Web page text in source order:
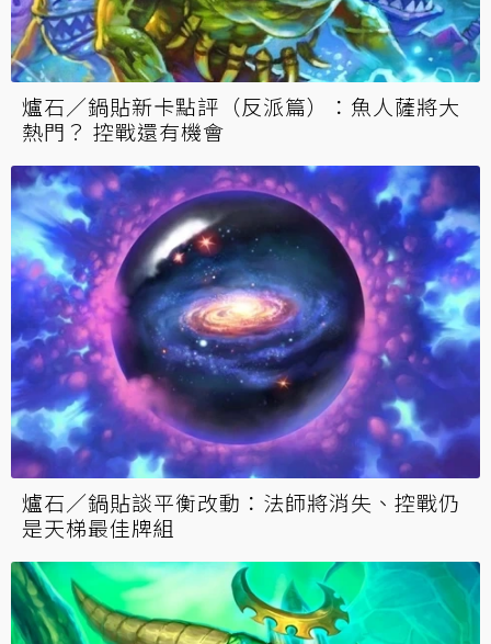
爐石／鍋貼新卡點評（反派篇）：魚人薩將大
熱門？ 控戰還有機會
爐石／鍋貼談平衡改動：法師將消失、控戰仍
是天梯最佳牌組